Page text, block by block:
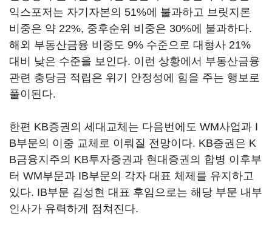
익스포저는 자기자본의 51%에 불과하고 브릿지론
비중은 약 22%, 중후순위 비중은 30%에 불과하다.
해외 부동산금융 비중도 9% 수준으로 대형사 21%
대비 낮은 수준을 보인다. 이런 상황에서 부동산금융
관련 충당금 적립은 위기 안정성에 힘을 주는 행보로
풀이된다.
한편 KB증권의 세대교체는 다음번에도 WM사업과 I
B부문의 이중 교체로 이뤄질 전망이다. KB증권은 K
B금융지주의 KB투자증권과 현대증권의 합병 이후부
터 WM부문과 IB부문의 각자 대표 체제를 유지하고
있다. IB부문 김성현 대표 후임으로는 해당 부문 내부
인사가 유력하게 점쳐진다.